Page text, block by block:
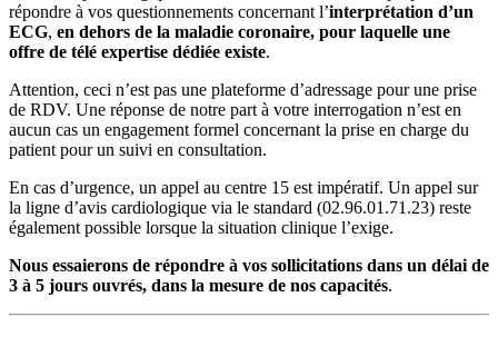
répondre à vos questionnements concernant l’interprétation d’un
ECG, en dehors de la maladie coronaire, pour laquelle une
offre de télé expertise dédiée existe.
Attention, ceci n’est pas une plateforme d’adressage pour une prise
de RDV. Une réponse de notre part à votre interrogation n’est en
aucun cas un engagement formel concernant la prise en charge du
patient pour un suivi en consultation.
En cas d’urgence, un appel au centre 15 est impératif. Un appel sur
la ligne d’avis cardiologique via le standard (02.96.01.71.23) reste
également possible lorsque la situation clinique l’exige.
Nous essaierons de répondre à vos sollicitations dans un délai de
3 à 5 jours ouvrés, dans la mesure de nos capacités.